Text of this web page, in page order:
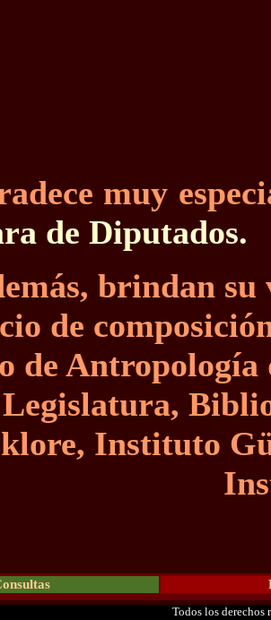
muy
de Diputados.
brindan su
de
de Antropología
Instituto
Todos los derechos